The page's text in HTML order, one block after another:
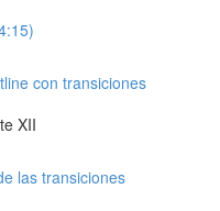
con transiciones
XII
las transiciones